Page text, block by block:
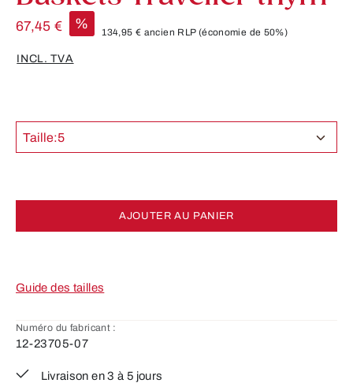
67,45 € %
134,95 € ancien RLP (économie de 50%)
INCL. TVA
Taille:5
AJOUTER AU PANIER
Guide des tailles
Numéro du fabricant :
12-23705-07
Livraison en 3 à 5 jours